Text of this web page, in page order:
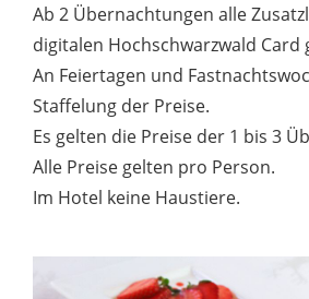
Ab 2 Übernachtungen alle
digitalen Hochschwarzwald Card
An Feiertagen und
Staffelung der Preise.
Es gelten die Preise der 1 bis 3
Alle Preise gelten pro Person.
Im Hotel keine Haustiere.